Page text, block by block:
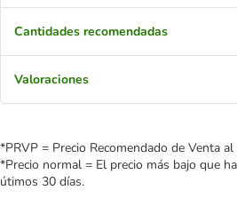
Cantidades recomendadas
Valoraciones
*PRVP = Precio Recomendado de Venta
*Precio normal = El precio más bajo que
útimos 30 días.